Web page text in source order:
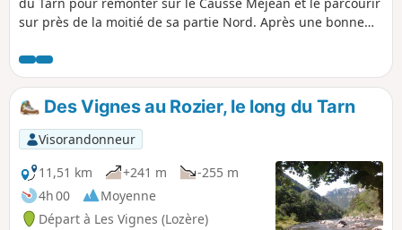
sur près de la moitié de sa partie Nord. Après une bonne
chemine d'abord par parties boisées et champs avant
d'atteindre après Montignac des étendues plus dépouillées.
Un détour par le Roc des Hourtous avec sa vue imprenable
sur les Gorges du Tarn et les vautours est un des clous de
l'étape.
Des Vignes au Rozier, le long du Tarn
Visorandonneur
11,51 km
+241 m
-255 m
4h 00
Moyenne
Départ à Les Vignes (Lozère)